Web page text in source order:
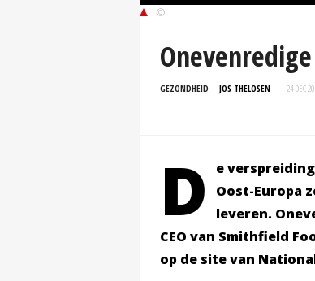
©
GEZONDHEID JOS THELOSEN 24 DEC
D
e
Oost-Europa
leveren.
CEO van Smithfield
op de site van